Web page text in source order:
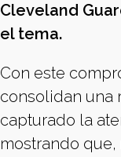
Cleveland
el tema.
Con este
consolidan una
capturado la
mostrando que,